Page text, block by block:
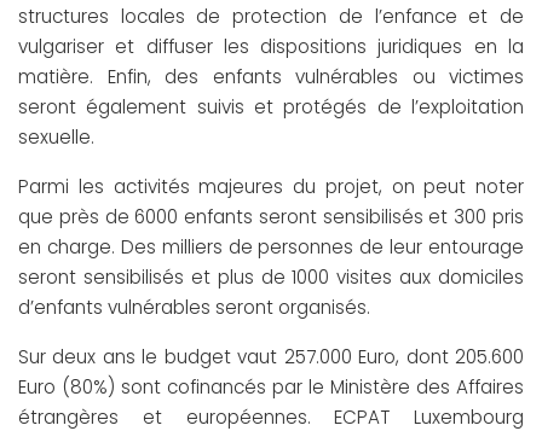
structures locales de protection de l’enfance et de
vulgariser et diffuser les dispositions juridiques en la
matière. Enfin, des enfants vulnérables ou victimes
seront également suivis et protégés de l’exploitation
sexuelle.
Parmi les activités majeures du projet, on peut noter
que près de 6000 enfants seront sensibilisés et 300 pris
en charge. Des milliers de personnes de leur entourage
seront sensibilisés et plus de 1000 visites aux domiciles
d’enfants vulnérables seront organisés.
Sur deux ans le budget vaut 257.000 Euro, dont 205.600
Euro (80%) sont cofinancés par le Ministère des Affaires
étrangères et européennes. ECPAT Luxembourg